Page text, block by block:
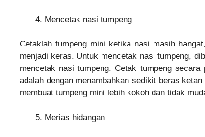
Mencetak nasi tumpeng
Cetaklah tumpeng mini ketika nasi masih
menjadi keras. Untuk mencetak nasi tumpeng,
mencetak nasi tumpeng. Cetak tumpeng
adalah dengan menambahkan sedikit beras
membuat tumpeng mini lebih kokoh dan tidak
Merias hidangan